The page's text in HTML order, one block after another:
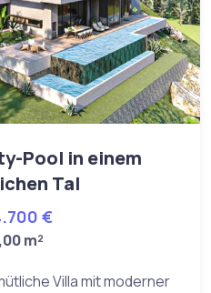
Pool in einem
Tal
€
m²
Villa mit moderner